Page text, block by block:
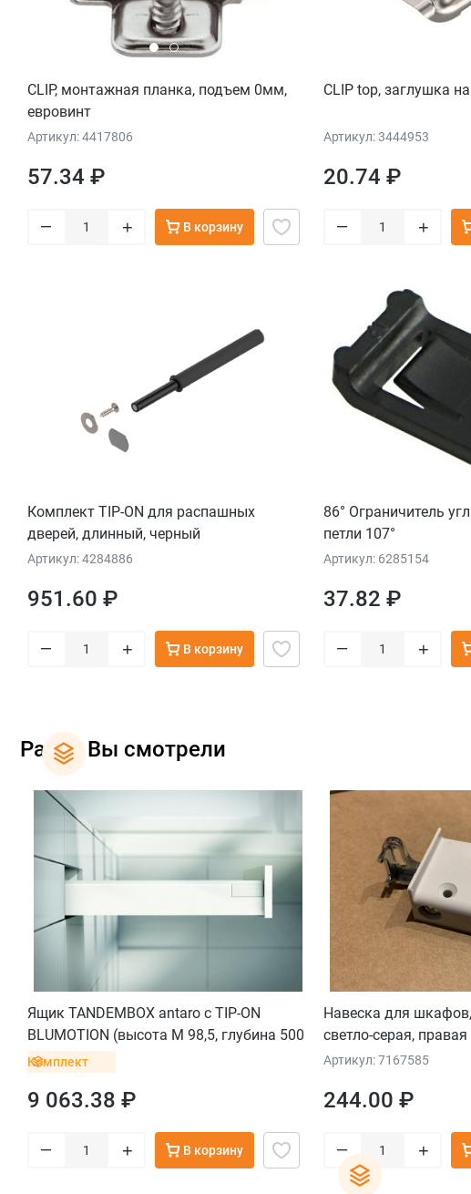
CLIP, монтажная планка, подъем 0мм,
евровинт
Артикул: 4417806
57.34 ₽
– + В корзину
CLIP top, заглушка
Артикул: 3444953
20.74 ₽
– +
Комплект TIP-ON для распашных
дверей, длинный, черный
Артикул: 4284886
951.60 ₽
– + В корзину
86° Ограничитель
петли 107°
Артикул: 6285154
37.82 ₽
– +
Ранее Вы смотрели
Ящик TANDEMBOX antaro с TIP-ON
BLUMOTION (высота М 98,5, глубина 500
мм, вес ящика от 10 до 30 кг), крепление
Комплект
9 063.38 ₽
– + В корзину
Навеска для
светло-серая, правая
Артикул: 7167585
244.00 ₽
– +